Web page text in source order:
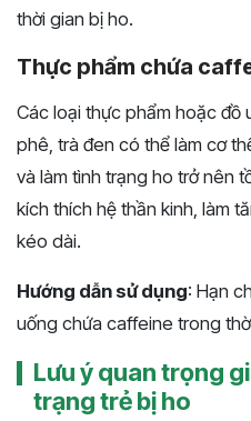
thời gian bị ho.
Thực phẩm chứa
Các loại thực phẩm hoặc đồ
phê, trà đen có thể làm cơ
và làm tình trạng ho trở nên
kích thích hệ thần kinh, làm
kéo dài.
Hướng dẫn sử dụng: Hạn
uống chứa caffeine trong
Lưu ý quan trọng
trạng trẻ bị ho